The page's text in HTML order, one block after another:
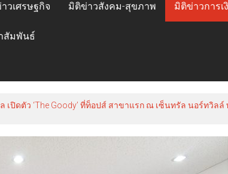
วเศรษฐกิจ มิติข่าวสังคม-สุขภาพ มิติข่าวการ
สัมพันธ์
เปิดตัว ‘The Goody’ ที่ท็อปส์ สาขาแรก ณ เซ็นทรัล นอร์ทวิล